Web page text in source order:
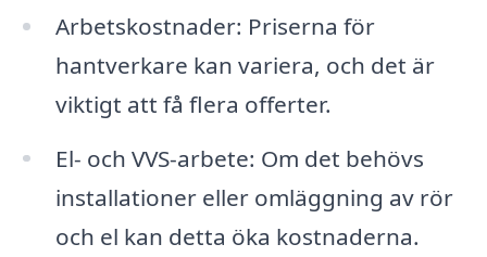
Arbetskostnader: Priserna för
hantverkare kan variera, och det är
viktigt att få flera offerter.
El- och VVS-arbete: Om det behövs
installationer eller omläggning av rör
och el kan detta öka kostnaderna.